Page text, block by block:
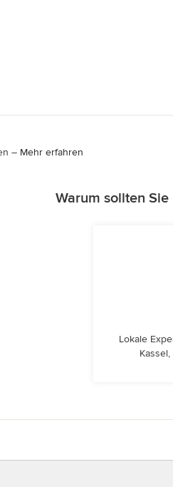
– Mehr erfahren
Warum sollten
Lokale